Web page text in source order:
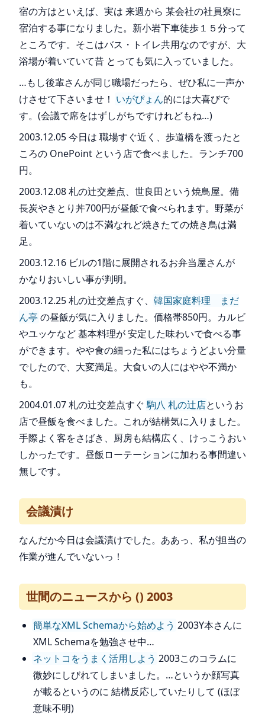
宿の方はといえば、実は 来週から 某会社の社員寮に
宿泊する事になりました。新小岩下車徒歩１５分って
ところです。そこはバス・トイレ共用なのですが、大
浴場が着いていて昔 とっても気に入っていました。
…もし後輩さんが同じ職場だったら、ぜひ私に一声か
けさせて下さいませ！ いがぴょん的には大喜びで
す。(会議で席をはずしがちですけれどもね…)
2003.12.05 今日は 職場すぐ近く、歩道橋を渡ったと
ころの OnePoint という店で食べました。ランチ700
円。
2003.12.08 札の辻交差点、世良田という焼鳥屋。備
長炭やきとり丼700円が昼飯で食べられます。野菜が
着いていないのは不満なれど焼きたての焼き鳥は満
足。
2003.12.16 ビルの1階に展開されるお弁当屋さんが
かなりおいしい事が判明。
2003.12.25 札の辻交差点すぐ、 韓国家庭料理 まだ
ん亭 の昼飯が気に入りました。価格帯850円。カルビ
やユッケなど 基本料理が 安定した味わいで食べる事
ができます。やや食の細った私にはちょうどよい分量
でしたので、大変満足。大食いの人にはやや不満か
も。
2004.01.07 札の辻交差点すぐ駒八 札の辻店というお
店で昼飯を食べました。これが結構気に入りました。
手際よく客をさばき、厨房も結構広く、けっこうおい
しかったです。昼飯ローテーションに加わる事間違い
無しです。
会議漬け
なんだか今日は会議漬けでした。ああっ、私が担当の
作業が進んでいないっ！
世間のニュースから () 2003
簡単なXML Schemaから始めよう 2003Y本さんに
XML Schemaを勉強させ中…
ネットコをうまく活用しよう 2003このコラムに
微妙にしびれてしまいました。…というか顔写真
が載るというのに 結構反応していたりして (ほぼ
意味不明)